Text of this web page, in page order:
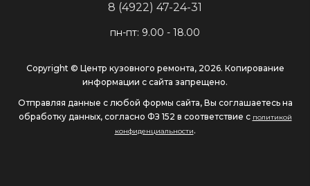
8 (4922) 47-24-31
пн-пт: 9.00 - 18.00
Copyright © Центр кузовного ремонта, 2026. Копирование
информации с сайта запрещено.
Отправляя данные с любой формы сайта, Вы соглашаетесь на
обработку данных, согласно ФЗ 152 в соответствие с политикой
конфиденциальности.